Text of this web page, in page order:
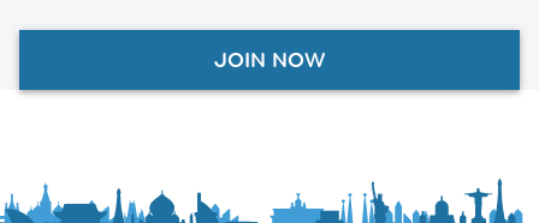
JOIN NOW